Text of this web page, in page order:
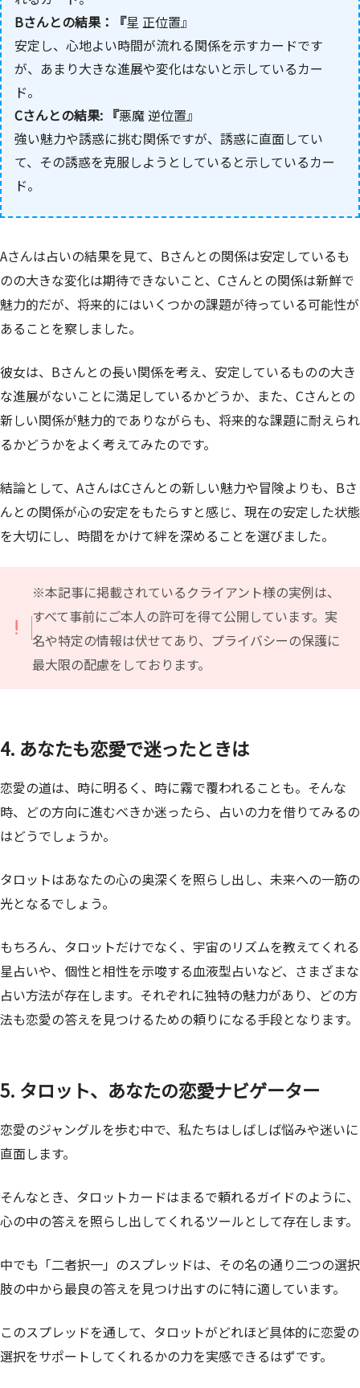
Bさんとの結果：『星 正位置』
安定し、心地よい時間が流れる関係を示すカードです
が、あまり大きな進展や変化はないと示しているカー
ド。
Cさんとの結果: 『悪魔 逆位置』
強い魅力や誘惑に挑む関係ですが、誘惑に直面してい
て、その誘惑を克服しようとしていると示しているカー
ド。
Aさんは占いの結果を見て、Bさんとの関係は安定しているも
のの大きな変化は期待できないこと、Cさんとの関係は新鮮で
魅力的だが、将来的にはいくつかの課題が待っている可能性が
あることを察しました。
彼女は、Bさんとの長い関係を考え、安定しているものの大き
な進展がないことに満足しているかどうか、また、Cさんとの
新しい関係が魅力的でありながらも、将来的な課題に耐えられ
るかどうかをよく考えてみたのです。
結論として、AさんはCさんとの新しい魅力や冒険よりも、Bさ
んとの関係が心の安定をもたらすと感じ、現在の安定した状態
を大切にし、時間をかけて絆を深めることを選びました。
※本記事に掲載されているクライアント様の実例は、
すべて事前にご本人の許可を得て公開しています。実
名や特定の情報は伏せてあり、プライバシーの保護に
最大限の配慮をしております。
4. あなたも恋愛で迷ったときは
恋愛の道は、時に明るく、時に霧で覆われることも。そんな
時、どの方向に進むべきか迷ったら、占いの力を借りてみるの
はどうでしょうか。
タロットはあなたの心の奥深くを照らし出し、未来への一筋の
光となるでしょう。
もちろん、タロットだけでなく、宇宙のリズムを教えてくれる
星占いや、個性と相性を示唆する血液型占いなど、さまざまな
占い方法が存在します。それぞれに独特の魅力があり、どの方
法も恋愛の答えを見つけるための頼りになる手段となります。
5. タロット、あなたの恋愛ナビゲーター
恋愛のジャングルを歩む中で、私たちはしばしば悩みや迷いに
直面します。
そんなとき、タロットカードはまるで頼れるガイドのように、
心の中の答えを照らし出してくれるツールとして存在します。
中でも「二者択一」のスプレッドは、その名の通り二つの選択
肢の中から最良の答えを見つけ出すのに特に適しています。
このスプレッドを通して、タロットがどれほど具体的に恋愛の
選択をサポートしてくれるかの力を実感できるはずです。